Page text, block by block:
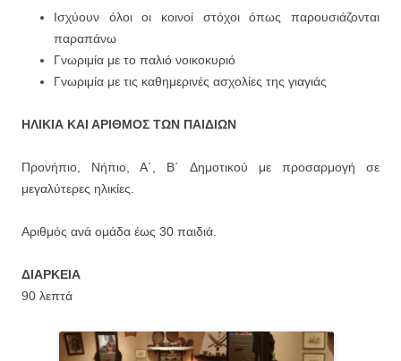
Ισχύουν όλοι οι κοινοί στόχοι όπως παρουσιάζονται
παραπάνω
Γνωριμία με το παλιό νοικοκυριό
Γνωριμία με τις καθημερινές ασχολίες της γιαγιάς
ΗΛΙΚΙΑ ΚΑΙ ΑΡΙΘΜΟΣ ΤΩΝ ΠΑΙΔΙΩΝ
Προνήπιο, Νήπιο, Α΄, Β΄ Δημοτικού με προσαρμογή σε
μεγαλύτερες ηλικίες.
Αριθμός ανά ομάδα έως 30 παιδιά.
ΔΙΑΡΚΕΙΑ
90 λεπτά